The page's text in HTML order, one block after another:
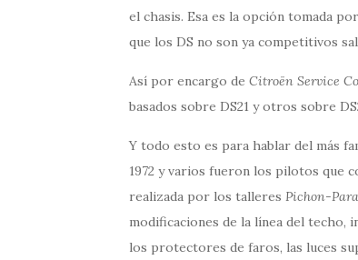
el chasis. Esa es la opción tomada
que los DS no son ya competitivos
Así por encargo de Citroën Service
basados sobre DS21 y otros sobre
Y todo esto es para hablar del más
1972 y varios fueron los pilotos que
realizada por los talleres Pichon-
modificaciones de la línea del techo,
los protectores de faros, las luces